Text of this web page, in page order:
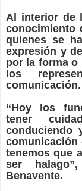
Al interior de
conocimiento
quienes se
expresión y
por la forma o
los
comunicación.
“Hoy los
tener
conduciendo
comunicación
tenemos que
ser
Benavente.